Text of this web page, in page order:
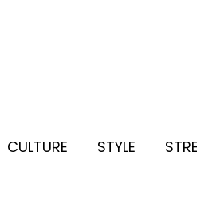
CULTURE STYLE